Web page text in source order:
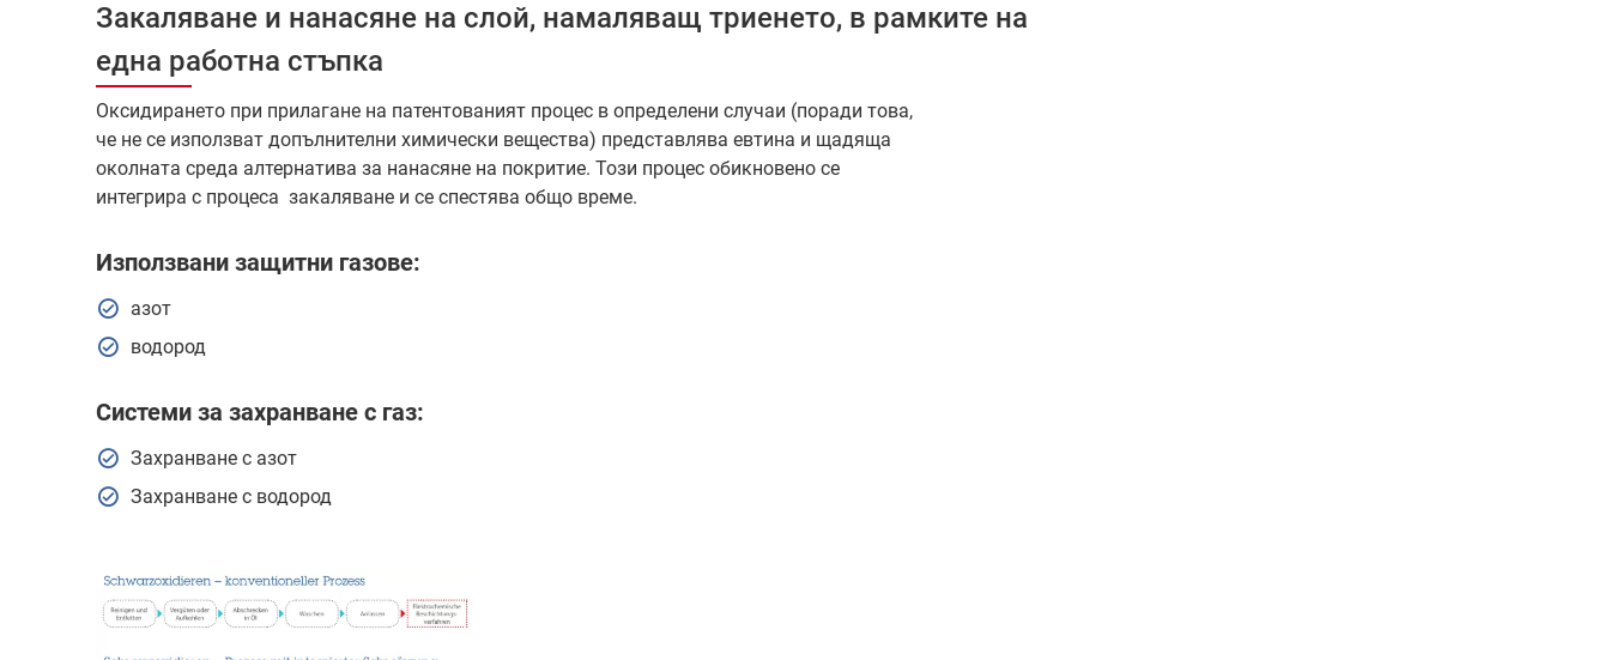
Закаляване и нанасяне на слой, намаляващ триенето, в рамките на
една работна стъпка
Оксидирането при прилагане на патентованият процес в определени случаи (поради това,
че не се използват допълнителни химически вещества) представлява евтина и щадяща
околната среда алтернатива за нанасяне на покритие. Този процес обикновено се
интегрира с процеса закаляване и се спестява общо време.
Използвани защитни газове:
азот
водород
Системи за захранване с газ:
Захранване с азот
Захранване с водород